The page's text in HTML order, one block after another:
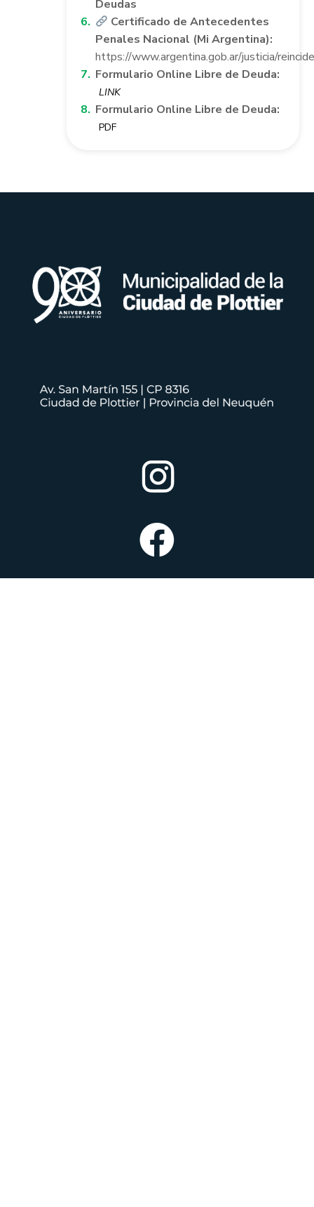
Deudas
Certificado de Antecedentes
Penales Nacional (Mi Argentina):
https://www.argentina.gob.ar/justicia/
Formulario Online Libre de Deuda:
LINK
Formulario Online Libre de Deuda:
PDF